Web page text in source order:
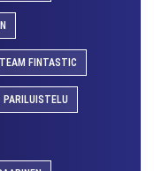
TEAM FINTASTIC
PARILUISTELU